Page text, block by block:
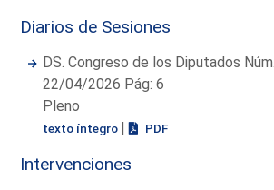
Diarios de Sesiones
DS. Congreso de los Diputados
22/04/2026 Pág: 6
Pleno
texto íntegro | PDF
Intervenciones